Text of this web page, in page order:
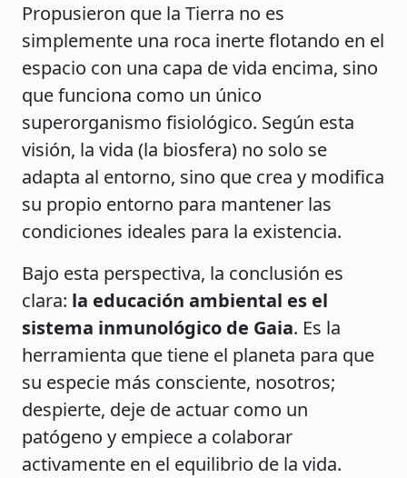
Propusieron que la Tierra no es
simplemente una roca inerte flotando en el
espacio con una capa de vida encima, sino
que funciona como un único
superorganismo fisiológico. Según esta
visión, la vida (la biosfera) no solo se
adapta al entorno, sino que crea y modifica
su propio entorno para mantener las
condiciones ideales para la existencia.
Bajo esta perspectiva, la conclusión es
clara: la educación ambiental es el
sistema inmunológico de Gaia. Es la
herramienta que tiene el planeta para que
su especie más consciente, nosotros;
despierte, deje de actuar como un
patógeno y empiece a colaborar
activamente en el equilibrio de la vida.